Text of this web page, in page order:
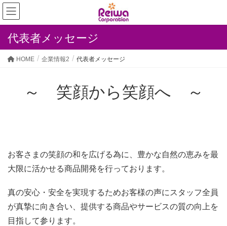
代表者メッセージ
HOME 企業情報2 代表者メッセージ
～ 笑顔から笑顔へ ～
お客さまの笑顔の和を広げる為に、豊かな自然の恵みを最
大限に活かせる商品開発を行っております。
真の安心・安全を実現するためお客様の声にスタッフ全員
が真摯に向き合い、提供する商品やサービスの質の向上を
目指して参ります。